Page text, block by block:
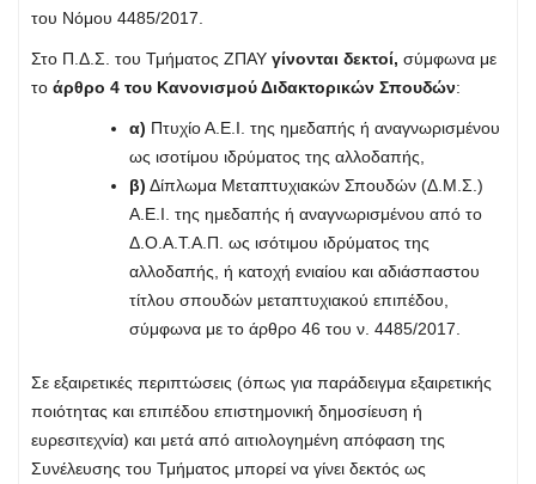
του Νόμου 4485/2017.
Στο Π.Δ.Σ. του Τμήματος ΖΠΑΥ γίνονται δεκτοί, σύμφωνα με
το άρθρο 4 του Κανονισμού Διδακτορικών Σπουδών:
α) Πτυχίο Α.Ε.Ι. της ημεδαπής ή αναγνωρισμένου
ως ισοτίμου ιδρύματος της αλλοδαπής,
β) Δίπλωμα Μεταπτυχιακών Σπουδών (Δ.Μ.Σ.)
Α.Ε.Ι. της ημεδαπής ή αναγνωρισμένου από το
Δ.Ο.Α.Τ.Α.Π. ως ισότιμου ιδρύματος της
αλλοδαπής, ή κατοχή ενιαίου και αδιάσπαστου
τίτλου σπουδών μεταπτυχιακού επιπέδου,
σύμφωνα με το άρθρο 46 του ν. 4485/2017.
Σε εξαιρετικές περιπτώσεις (όπως για παράδειγμα εξαιρετικής
ποιότητας και επιπέδου επιστημονική δημοσίευση ή
ευρεσιτεχνία) και μετά από αιτιολογημένη απόφαση της
Συνέλευσης του Τμήματος μπορεί να γίνει δεκτός ως